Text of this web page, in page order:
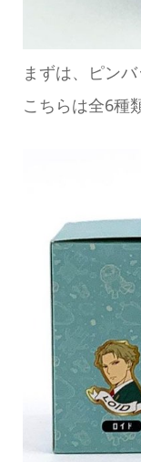
まずは、ピン
こちらは全6種